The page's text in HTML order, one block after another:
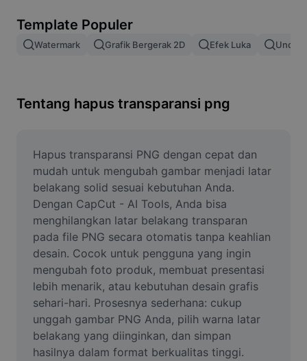
Gabung gambar
Ubah Ukuran Gambar
Pembuat Meme
AI Text Remover
AI People Remover
AI Inpainting
Face Cutout
Video
Hapus latar belakang video
Template Populer
Watermark Grafik Bergerak 2D Efek Luka Unduh
Tentang hapus transparansi png
Hapus transparansi PNG dengan cepat dan
mudah untuk mengubah gambar menjadi latar
belakang solid sesuai kebutuhan Anda.
Dengan CapCut - AI Tools, Anda bisa
menghilangkan latar belakang transparan
pada file PNG secara otomatis tanpa keahlian
desain. Cocok untuk pengguna yang ingin
mengubah foto produk, membuat presentasi
lebih menarik, atau kebutuhan desain grafis
sehari-hari. Prosesnya sederhana: cukup
unggah gambar PNG Anda, pilih warna latar
belakang yang diinginkan, dan simpan
hasilnya dalam format berkualitas tinggi.